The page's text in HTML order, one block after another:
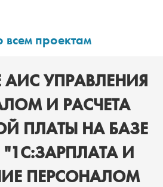
всем проектам
АИС УПРАВЛЕНИЯ
И РАСЧЕТА
ПЛАТЫ НА БАЗЕ
И
ПЕРСОНАЛОМ